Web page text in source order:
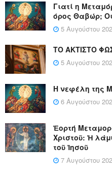
Γιατί η
όρος Θαβώρ;
5 Αυγούστου
ΤΟ ΑΚΤΙΣΤΟ
5 Αυγούστου
Η νεφέλη της
6 Αυγούστου
Ἑορτή
Χριστοῦ: Ἡ
τοῦ Ἰησοῦ
7 Αυγούστου